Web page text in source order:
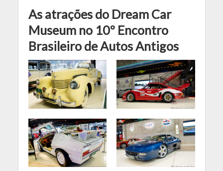
As atrações do Dream Car
Museum no 10º Encontro
Brasileiro de Autos Antigos